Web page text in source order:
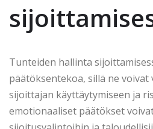
Tunteiden hallinta
päätöksentekoa, sillä ne
sijoittajan käyttäytymiseen ja
emotionaaliset päätökset